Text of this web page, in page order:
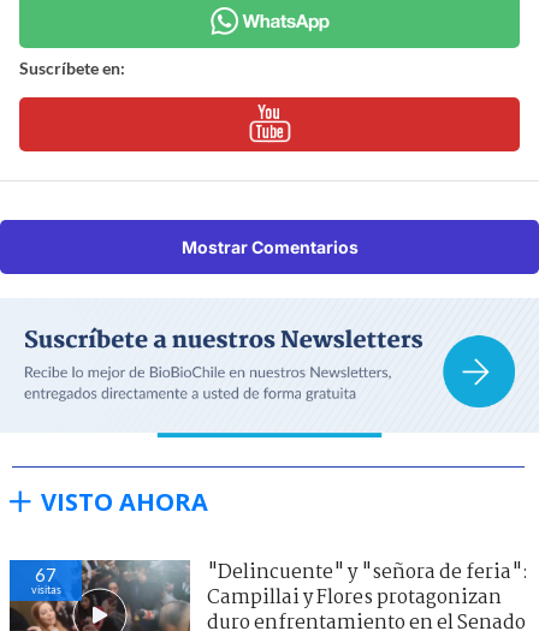
Suscríbete en:
Mostrar Comentarios
VISTO AHORA
67
visitas
"Delincuente" y "señora de feria":
Campillai y Flores protagonizan
duro enfrentamiento en el Senado